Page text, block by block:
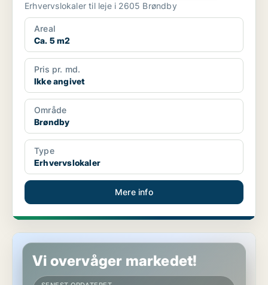
Erhvervslokaler til leje i 2605 Brøndby
Areal
Ca. 5 m2
Pris pr. md.
Ikke angivet
Område
Brøndby
Type
Erhvervslokaler
Mere info
Erhvervslokaler i Brøndby
Vi overvåger markedet!